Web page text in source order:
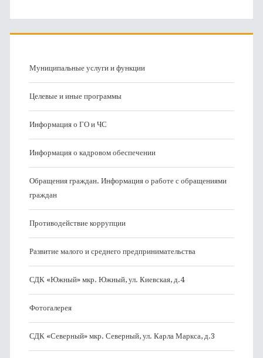
Муниципальные услуги и функции
Целевые и иные программы
Информация о ГО и ЧС
Информация о кадровом обеспечении
Обращения граждан. Информация о работе с обращениями
граждан
Противодействие коррупции
Развитие малого и среднего предпринимательства
СДК «Южный» мкр. Южный, ул. Киевская, д.4
Фотогалерея
СДК «Северный» мкр. Северный, ул. Карла Маркса, д.3